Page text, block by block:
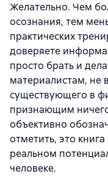
Желательно. Чем
осознания, тем
практических
доверяете
просто брать и
материалистам, не
существующего в
признающим
объективно
отметить, это
реальном
человеке.